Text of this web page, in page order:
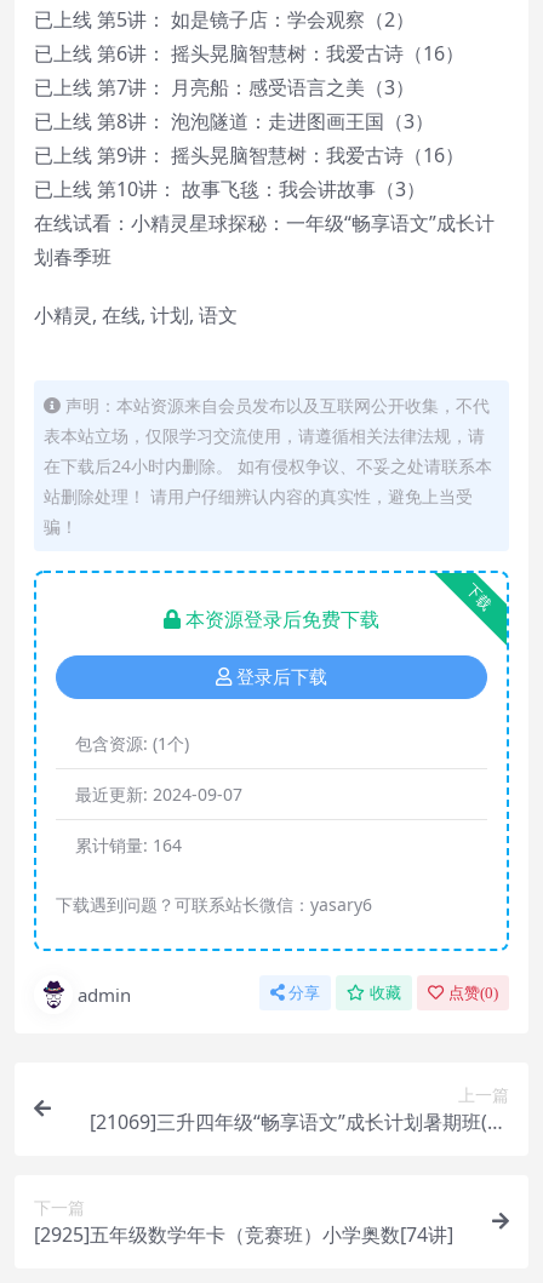
已上线 第5讲： 如是镜子店：学会观察（2）
已上线 第6讲： 摇头晃脑智慧树：我爱古诗（16）
已上线 第7讲： 月亮船：感受语言之美（3）
已上线 第8讲： 泡泡隧道：走进图画王国（3）
已上线 第9讲： 摇头晃脑智慧树：我爱古诗（16）
已上线 第10讲： 故事飞毯：我会讲故事（3）
在线试看：小精灵星球探秘：一年级“畅享语文”成长计
划春季班
小精灵, 在线, 计划, 语文
声明：本站资源来自会员发布以及互联网公开收集，不代
表本站立场，仅限学习交流使用，请遵循相关法律法规，请
在下载后24小时内删除。 如有侵权争议、不妥之处请联系本
站删除处理！ 请用户仔细辨认内容的真实性，避免上当受
骗！
下载
本资源登录后免费下载
登录后下载
包含资源: (1个)
最近更新: 2024-09-07
累计销量: 164
下载遇到问题？可联系站长微信：yasary6
admin 分享 收藏 点赞(0)
上一篇
[21069]三升四年级“畅享语文”成长计划暑期班(13
下一篇
[2925]五年级数学年卡（竞赛班）小学奥数[74讲]